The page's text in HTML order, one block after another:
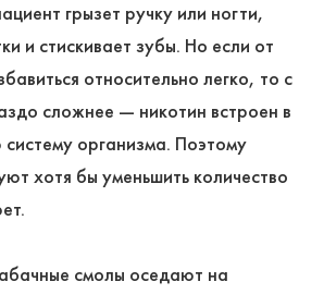
грызет ручку или ногти,
и стискивает зубы. Но если от
относительно легко, то с
сложнее ― никотин встроен в
организма. Поэтому
хотя бы уменьшить количество
смолы оседают на